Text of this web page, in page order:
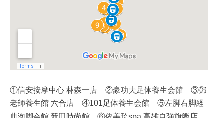
①信安按摩中心 林森一店 ②豪功夫足体養生会館 ③鄧
老師養生館 六合店 ④101足体養生会館 ⑤左脚右脚経
典泡脚会館 新田時尚館 ⑥依美琦spa 高雄自強旗艦店